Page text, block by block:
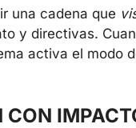
una cadena que
y directivas.
activa el modo
CON